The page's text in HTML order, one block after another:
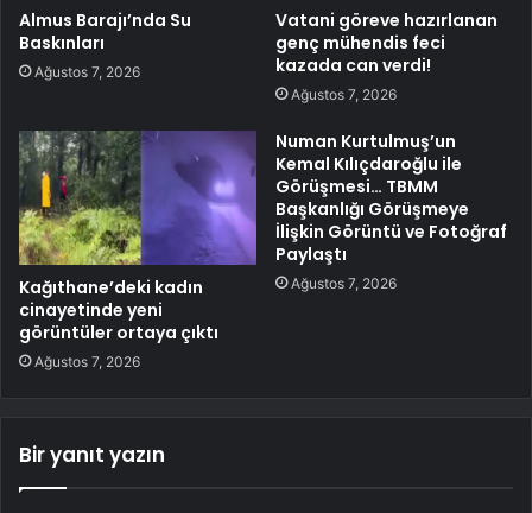
Almus Barajı’nda Su
Baskınları
Ağustos 7, 2026
Vatani göreve hazırlanan
genç mühendis feci
kazada can verdi!
Ağustos 7, 2026
Kağıthane’deki kadın
cinayetinde yeni
görüntüler ortaya çıktı
Ağustos 7, 2026
Numan Kurtulmuş’un
Kemal Kılıçdaroğlu ile
Görüşmesi… TBMM
Başkanlığı Görüşmeye
İlişkin Görüntü ve Fotoğraf
Paylaştı
Ağustos 7, 2026
Bir yanıt yazın